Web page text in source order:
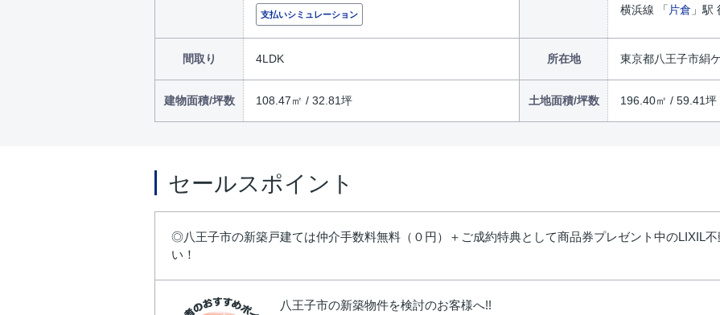
支払いシミュレーション
横浜線 「 片倉 」駅
間取り 4LDK 所在地 東京都八王子市絹
建物面積/坪数 108.47㎡ / 32.81坪 土地面積/坪数 196.40㎡ / 59.41坪
セールスポイント
◎八王子市の新築戸建ては仲介手数料無料（０円）＋ご成約特典として商品券プレゼント中のLIXIL
い！
八王子市の新築物件を検討のお客様へ!!